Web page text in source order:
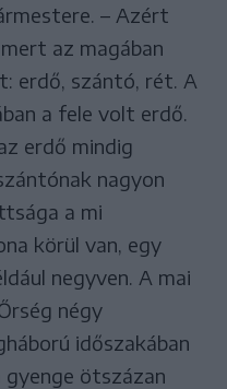
– Azért
az magában
erdő, szántó, rét. A
a fele volt erdő.
erdő mindig
nagyon
a mi
körül van, egy
negyven. A mai
négy
időszakában
ötszázan